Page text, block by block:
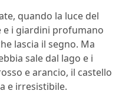
quando la luce del
i giardini profumano
lascia il segno. Ma
sale dal lago e i
e arancio, il castello
e irresistibile.